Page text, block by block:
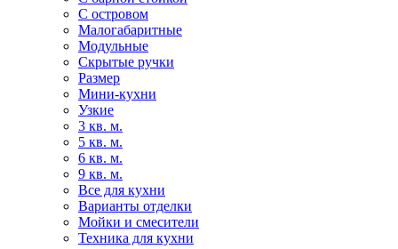
С островом
Малогабаритные
Модульные
Скрытые ручки
Размер
Мини-кухни
Узкие
3 кв. м.
5 кв. м.
6 кв. м.
9 кв. м.
Все для кухни
Варианты отделки
Мойки и смесители
Техника для кухни